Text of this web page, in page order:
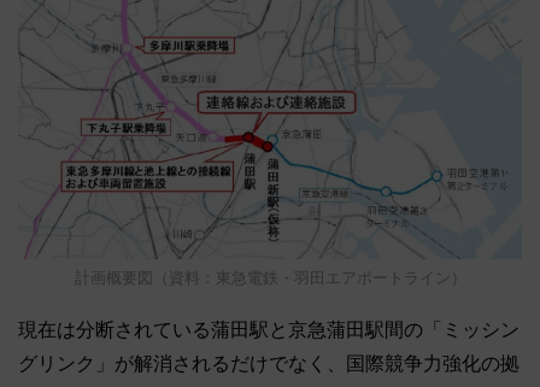
計画概要図（資料：東急電鉄・羽田エアポートライン）
現在は分断されている蒲田駅と京急蒲田駅間の「ミッシン
グリンク」が解消されるだけでなく、国際競争力強化の拠